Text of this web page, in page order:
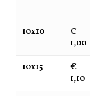
10x10
€
1,00
10x15
€
1,10